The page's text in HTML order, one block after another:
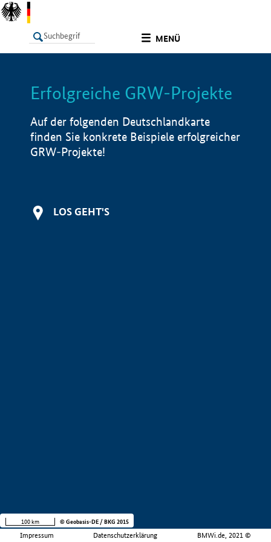
MENÜ
LISTE Info
Erfolgreiche GRW-Projekte
Auf der folgenden Deutschlandkarte
finden Sie konkrete Beispiele erfolgreicher
GRW-Projekte!
LOS GEHT'S
Impressum Datenschutzerklärung BMWi.de, 2021 ©
100 km © Geobasis-DE / BKG 2015